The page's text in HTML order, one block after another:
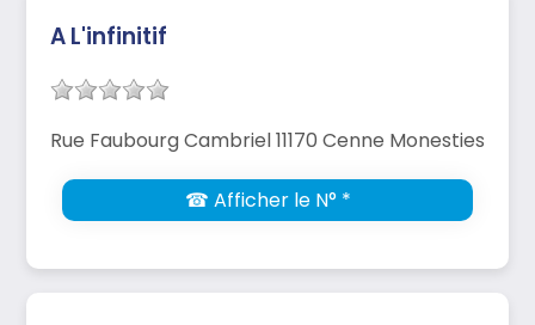
A L'infinitif
Rue Faubourg Cambriel 11170 Cenne Monesties
☎ Afficher le N° *